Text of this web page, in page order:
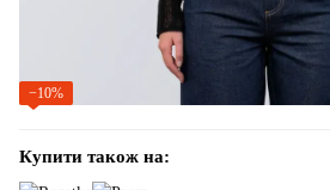
−10%
Купити також на: